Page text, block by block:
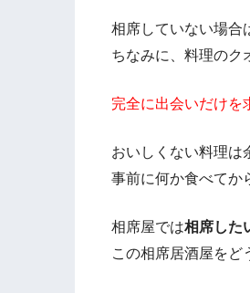
相席していない場合
ちなみに、料理のク
完全に出会いだけを
おいしくない料理は
事前に何か食べてか
相席屋では相席した
この相席居酒屋をど